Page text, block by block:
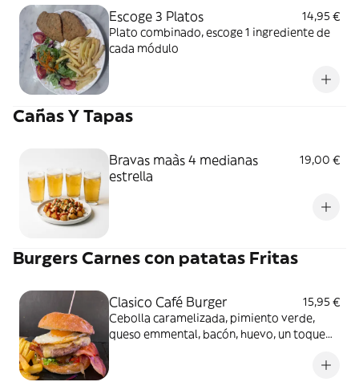
Escoge 3 Platos
14,95 €
Plato combinado, escoge 1 ingrediente de
cada módulo
Cañas Y Tapas
Bravas maàs 4 medianas
estrella
19,00 €
Burgers Carnes con patatas Fritas
Clasico Café Burger
15,95 €
Cebolla caramelizada, pimiento verde,
queso emmental, bacón, huevo, un toque